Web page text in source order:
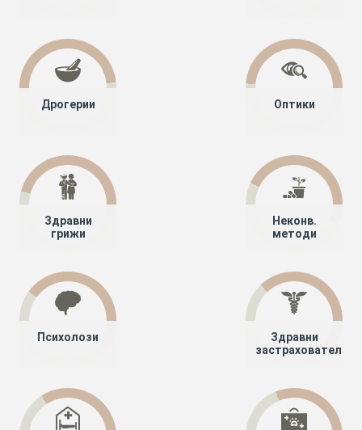
Дрогерии Оптики
Здравни
грижи
Неконв.
методи
Психолози
Здравни
застрахователи